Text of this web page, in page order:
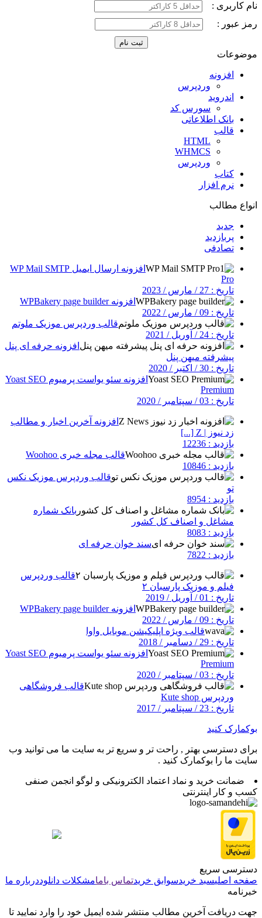
نام کاربری :
رمز عبور :
موضوعات
افزونه
وردپرس
اندروید
سورس کد
بانک اطلاعاتی
قالب
HTML
WHMCS
وردپرس
کتاب
نرم افزار
انواع مطالب
جدید
پربازدید
تصادفی
افزونه ارسال ایمیل WP Mail SMTP
Pro
تاریخ : 27 / مارس / 2023
افزونه WPBakery page builder
تاریخ : 09 / مارس / 2022
قالب وردپرس موزیک ملوتم
تاریخ : 24 / آوریل / 2021
افزونه حرفه ای پنل
پیشرفته میهن پنل
تاریخ : 30 / اکتبر / 2020
افزونه سئو یواست پرمیوم Yoast SEO
Premium
تاریخ : 03 / سپتامبر / 2020
افزونه آخرین اخبار و مطالب
زد نیوز | Z [...]
بازدید : 12236
قالب مجله خبری Woohoo
بازدید : 10846
قالب وردپرس موزیک نکس
تو
بازدید : 8954
بانک شماره
مشاغل و اصناف کل کشور
بازدید : 8083
سند خوان حرفه ای
بازدید : 7822
قالب وردپرس
فیلم و موزیک پارسبان ۲
تاریخ : 01 / آوریل / 2019
افزونه WPBakery page builder
تاریخ : 09 / مارس / 2022
قالب ویژه اپلیکیشن موبایل‎ واوا
تاریخ : 29 / دسامبر / 2018
افزونه سئو یواست پرمیوم Yoast SEO
Premium
تاریخ : 03 / سپتامبر / 2020
قالب فروشگاهی
وردپرس Kute shop
تاریخ : 23 / سپتامبر / 2017
بوکمارک کنید
برای دسترسی بهتر , راحت تر و سریع تر به سایت ما می توانید وب
سایت ما را بوکمارک کنید .
ضمانت خرید و نماد اعتماد الکترونیکی و لوگو انجمن صنفی
کسب و کار اینترنتی
دسترسی سریع
صفحه اصلیسبد خریدسوابق خریدتماس بامامشکلات دانلوددرباره ما
خبرنامه
جهت دریافت آخرین مطالب منتشر شده ایمیل خود را وارد نمایید تا